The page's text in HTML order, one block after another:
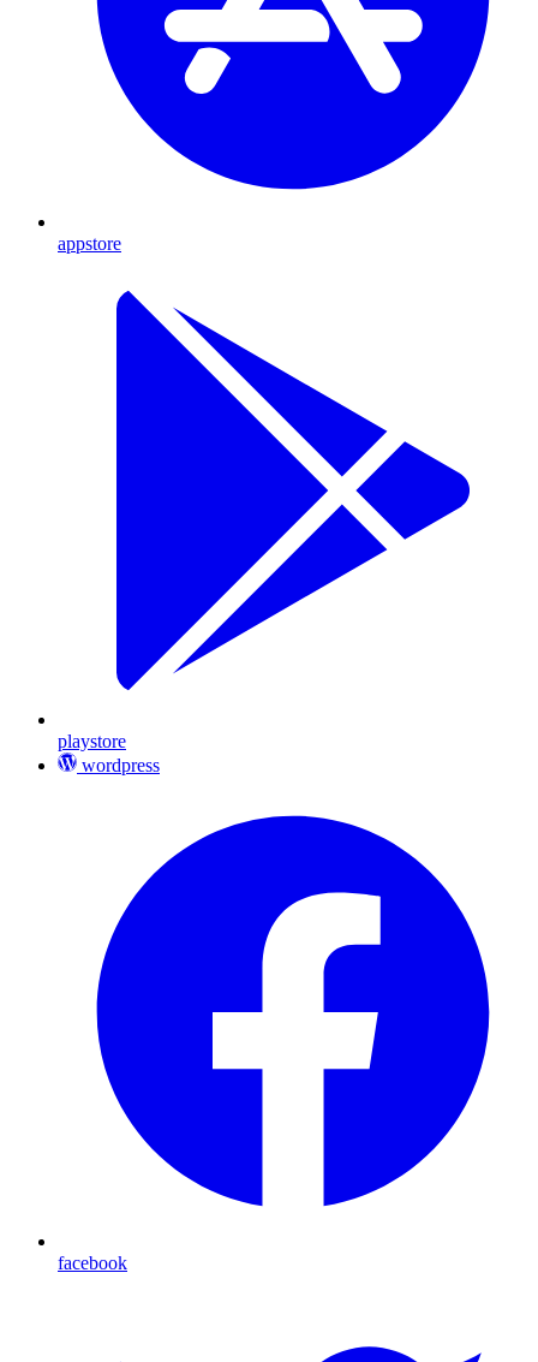
appstore
playstore
wordpress
facebook